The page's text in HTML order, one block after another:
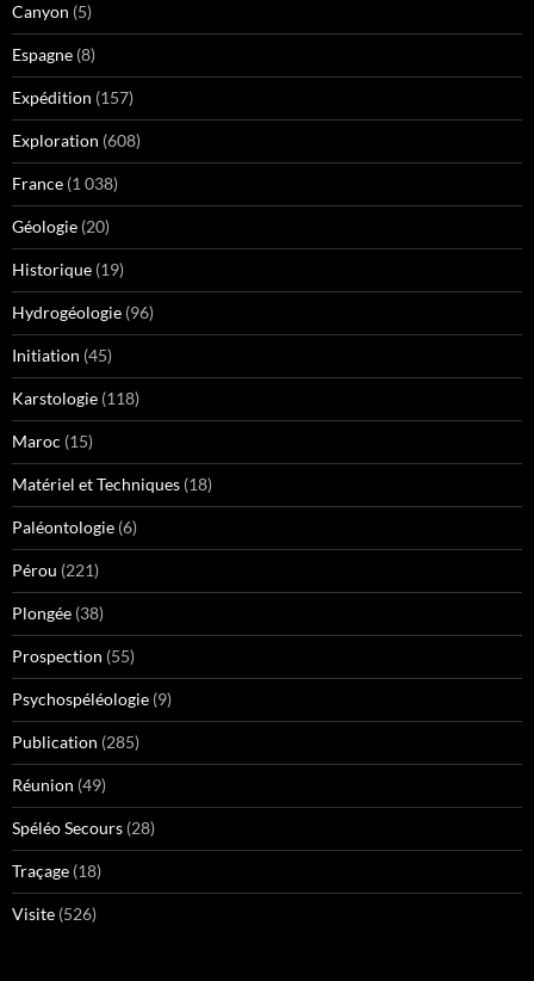
Canyon (5)
Espagne (8)
Expédition (157)
Exploration (608)
France (1 038)
Géologie (20)
Historique (19)
Hydrogéologie (96)
Initiation (45)
Karstologie (118)
Maroc (15)
Matériel et Techniques (18)
Paléontologie (6)
Pérou (221)
Plongée (38)
Prospection (55)
Psychospéléologie (9)
Publication (285)
Réunion (49)
Spéléo Secours (28)
Traçage (18)
Visite (526)